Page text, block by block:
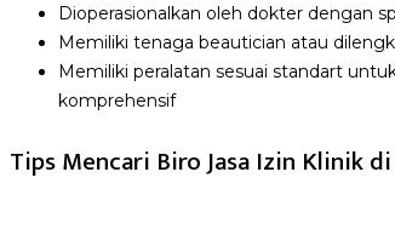
Dioperasionalkan oleh dokter dengan
Memiliki tenaga beautician atau
Memiliki peralatan sesuai standart
komprehensif
Tips Mencari Biro Jasa Izin Klinik